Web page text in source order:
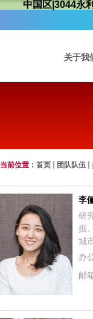
中国区|3044永
关于我
当前位置： 首页 团队队伍
李
研
据
城
办
邮